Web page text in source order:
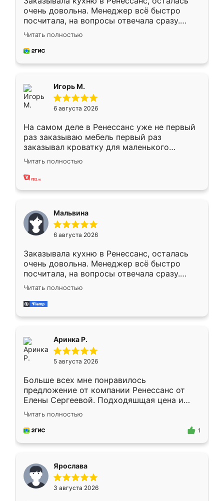
очень довольна. Менеджер всё быстро
посчитала, на вопросы отвечала сразу.
Замерщик приехал в субботу, подошёл к
делу со всей ответственностью. Собрали
за день, ребята работали аккуратно, даже
Читать полностью
Игорь М.
6 августа 2026
На самом деле в Ренессанс уже не первый
раз заказываю мебель первый раз
заказывал кроватку для маленького
ребёнка при его рождении ,во второй раз
заказал шкаф-купе. По качеству очень
хорошее сборка достаточно быстрая,
меньше, здесь же он более разнообразный.
Мне нравится ,если что-то потребуется из
мебели буду заказывать только здесь.
Читать полностью
Мальвина
6 августа 2026
Заказывала кухню в Ренессанс, осталась
очень довольна. Менеджер всё быстро
посчитала, на вопросы отвечала сразу.
Замерщик приехал в субботу, подошёл к
делу со всей ответственностью. Собрали
за день, ребята работали аккуратно, даже
Читать полностью
Аринка Р.
5 августа 2026
Больше всех мне понравилось
предложение от компании Ренессанс от
Елены Сергеевой. Подходяшщая цена и
короткие сроки изготовления. Приехавший
для замера сотрудник Владислав
предложил по моему эскизу самый
Читать полностью
1
Ярослава
3 августа 2026